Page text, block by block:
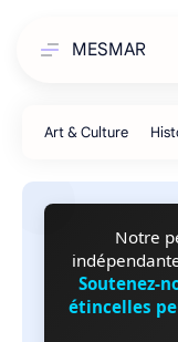
MESMAR
Notre
Soutenez-
étincelles